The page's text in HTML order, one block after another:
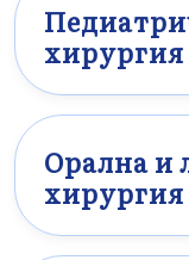
хирургия
Хирургичният екип
при вродени
функционални
щадят максимално
развитие,
Орална и
хирургия
Тук акцентът е
тумори,
нарушения в